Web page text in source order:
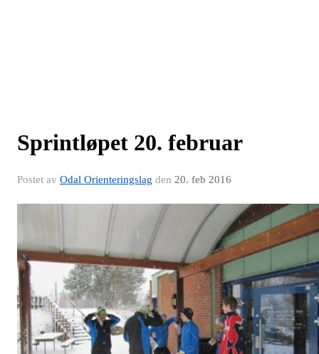
Sprintløpet 20. februar
Postet av Odal Orienteringslag den 20. feb 2016